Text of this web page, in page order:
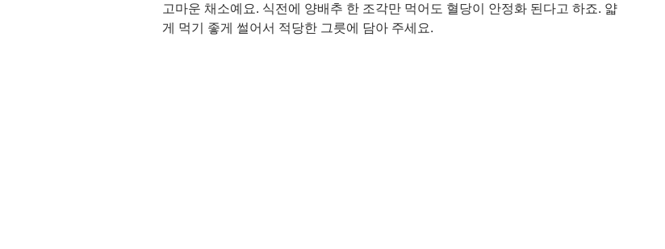
고마운 채소예요. 식전에 양배추 한 조각만 먹어도 혈당이 안정화 된다고 하죠. 얇
게 먹기 좋게 썰어서 적당한 그릇에 담아 주세요.